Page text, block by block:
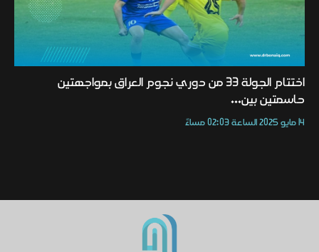
اختتام الجولة 33 من دوري نجوم العراق بمواجهتين
حاسمتين بين...
14 مايو 2025 الساعة 02:03 مساءً